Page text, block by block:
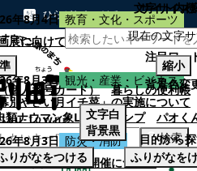
ひらがなをつける
検索
年8月4日 教育・文化・スポーツ
展に向けて：安東ウメ子さんとの思
年8月3日 観光・産業・ビジネス
別やさい月イチ菜」の実施について
年8月3日 防災・消防
町防災フェアの開催について
サイト内
注目ワー
個人番号カード）
暮らしの便利帳
類ナウマン象LINEスタンプ
パオく
目的から
文字サイズ
現在の文字
縮小
背景色変
文字白
背景黒
りがなをつける ふりがなを